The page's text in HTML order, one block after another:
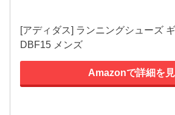
[アディダス] ランニングシューズ
DBF15 メンズ
Amazonで詳細を